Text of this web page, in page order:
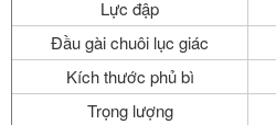
Lực đập
Đầu gài chuôi lục giác
Kích thước phủ bì
Trọng lượng